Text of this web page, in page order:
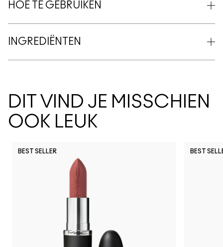
HOE TE GEBRUIKEN
INGREDIËNTEN
DIT VIND JE MISSCHIEN
OOK LEUK
BEST SELLER BEST